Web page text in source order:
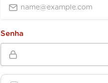
Senha